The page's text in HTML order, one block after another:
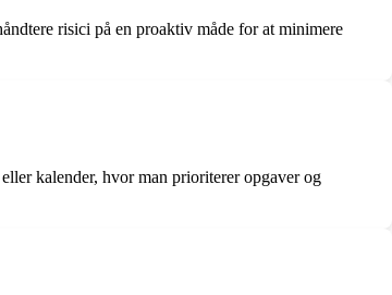
risici på en proaktiv måde for at minimere
kalender, hvor man prioriterer opgaver og